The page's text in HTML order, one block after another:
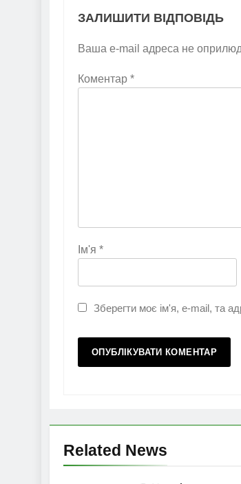
ЗАЛИШИТИ ВІДПОВІДЬ
Ваша e-mail адреса не
Коментар *
Ім'я *
Зберегти моє ім'я, e-mail, та
Related News